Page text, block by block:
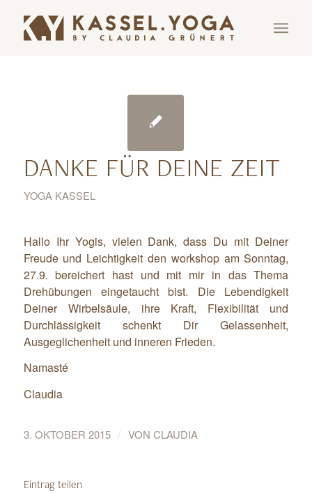
DANKE FÜR DEINE ZEIT
YOGA KASSEL
Hallo Ihr Yogis, vielen Dank, dass Du mit Deiner
Freude und Leichtigkeit den workshop am Sonntag,
27.9. bereichert hast und mit mir in das Thema
Drehübungen eingetaucht bist. Die Lebendigkeit
Deiner Wirbelsäule, ihre Kraft, Flexibilität und
Durchlässigkeit schenkt Dir Gelassenheit,
Ausgeglichenheit und inneren Frieden.
Namasté
Claudia
3. OKTOBER 2015 / VON CLAUDIA
Eintrag teilen